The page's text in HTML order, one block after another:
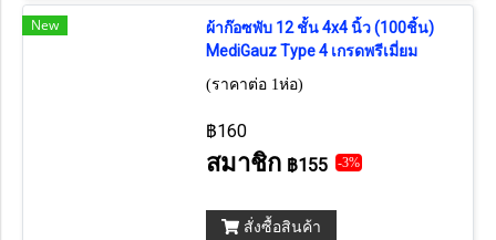
New
ผ้าก๊อซพับ 12 ชั้น 4x4 นิ้ว (100ชิ้น)
MediGauz Type 4 เกรดพรีเมี่ยม
(ราคาต่อ 1ห่อ)
฿160
สมาชิก ฿155 -3%
สั่งซื้อสินค้า